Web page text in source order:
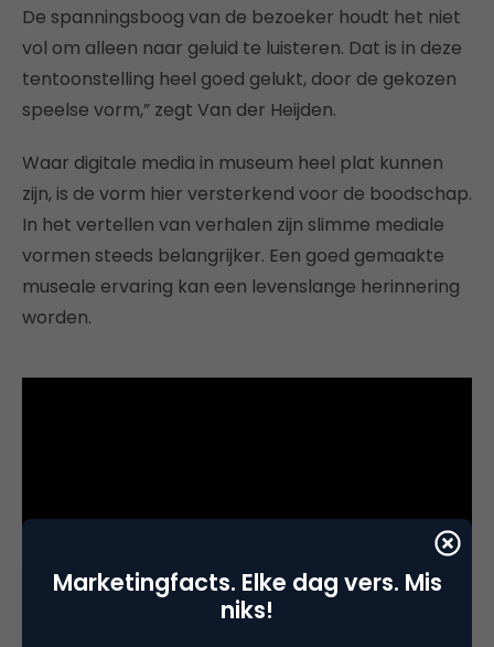
De spanningsboog van de bezoeker houdt het niet
vol om alleen naar geluid te luisteren. Dat is in deze
tentoonstelling heel goed gelukt, door de gekozen
speelse vorm,” zegt Van der Heijden.
Waar digitale media in museum heel plat kunnen
zijn, is de vorm hier versterkend voor de boodschap.
In het vertellen van verhalen zijn slimme mediale
vormen steeds belangrijker. Een goed gemaakte
museale ervaring kan een levenslange herinnering
worden.
Marketingfacts. Elke dag vers. Mis
niks!